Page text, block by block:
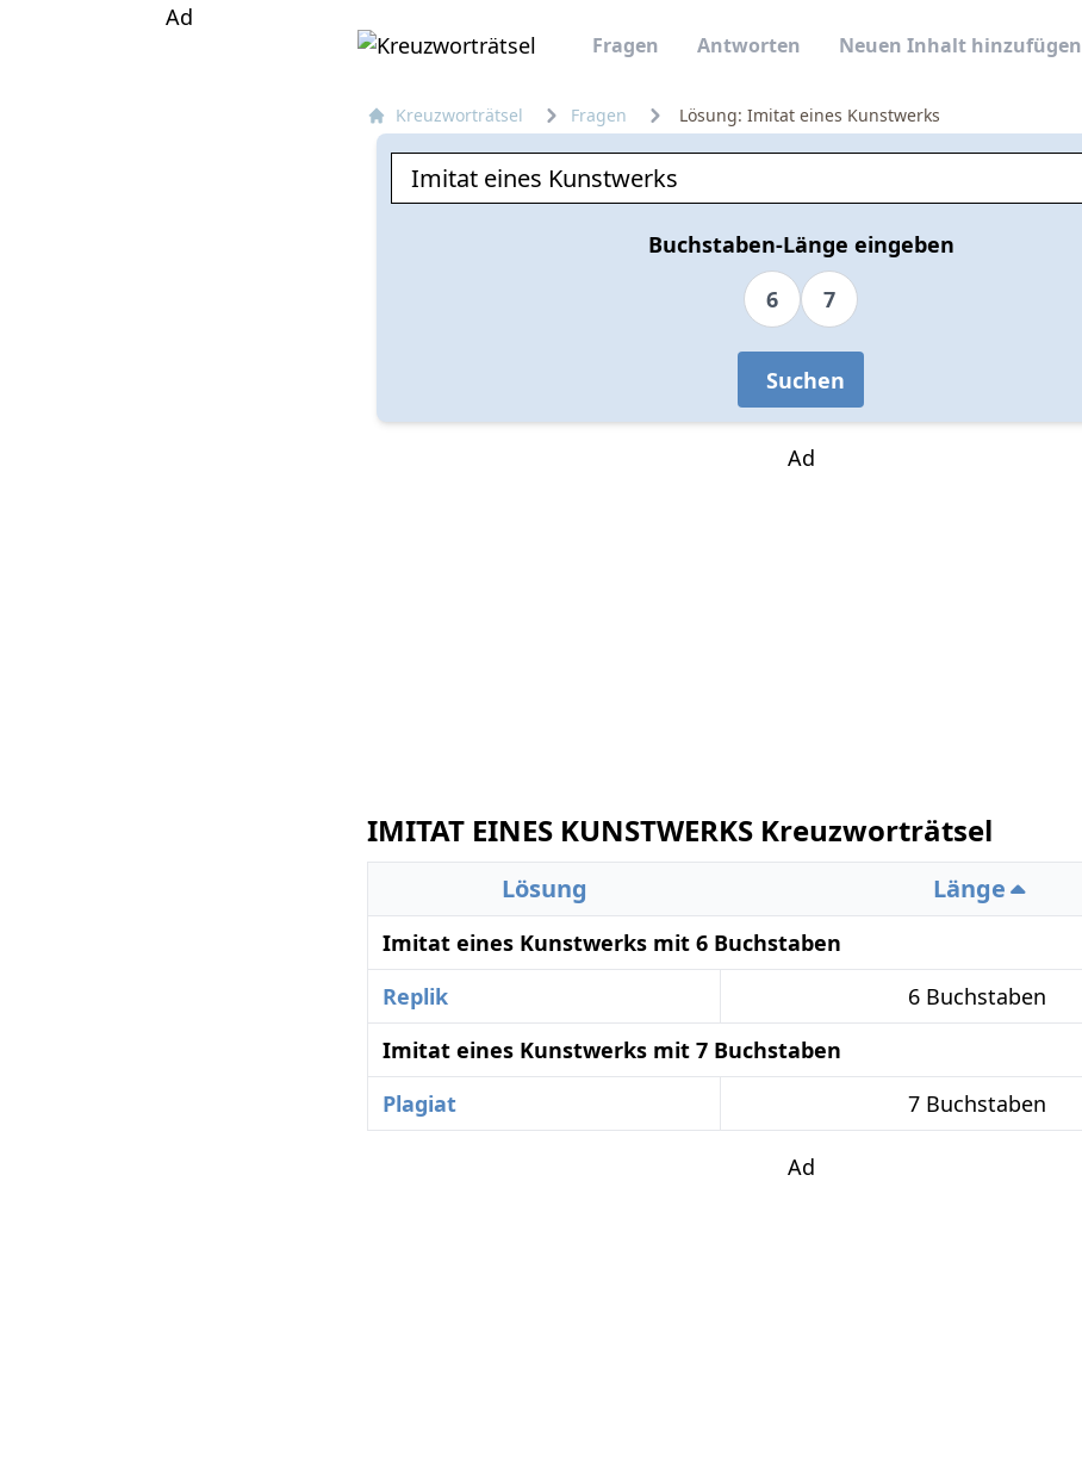
Fragen Antworten Neuen Inhalt hinzufügen
Ad
Kreuzworträtsel Fragen Lösung: Imitat eines Kunstwerks
Buchstaben-Länge eingeben
6
7
Suchen
Ad
IMITAT EINES KUNSTWERKS Kreuzworträtsel
Lösung Länge
Imitat eines Kunstwerks mit 6 Buchstaben
Replik
6 Buchstaben
Imitat eines Kunstwerks mit 7 Buchstaben
Plagiat
7 Buchstaben
Ad